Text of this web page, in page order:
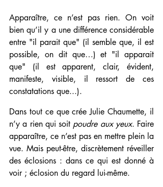
Apparaître, ce n’est pas rien. On voit
bien qu’il y a une différence considérable
entre "il parait que" (il semble que, il est
possible, on dit que…) et "il apparait
que" (il est apparent, clair, évident,
manifeste, visible, il ressort de ces
constatations que...).
Dans tout ce que crée Julie Chaumette, il
n’y a rien qui soit poudre aux yeux. Faire
apparaître, ce n’est pas en mettre plein la
vue. Mais peut-être, discrètement réveiller
des éclosions : dans ce qui est donné à
voir ; éclosion du regard lui-même.